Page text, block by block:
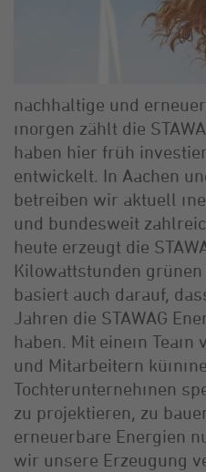
nachhaltige und
morgen zählt die
haben hier früh
entwickelt. In Aachen
betreiben wir aktuell
und bundesweit
heute erzeugt die
Kilowattstunden
basiert auch darauf,
Jahren die STAWAG
haben. Mit einem Team
und Mitarbeitern
Tochterunternehmen
zu projektieren, zu
erneuerbare Energien
wir unsere Erzeugung